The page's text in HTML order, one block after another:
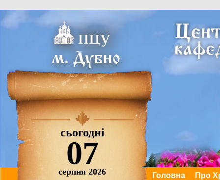
сьогодні
07
серпня 2026 Головна Про